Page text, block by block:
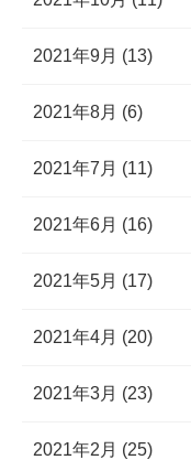
2021年9月 (13)
2021年8月 (6)
2021年7月 (11)
2021年6月 (16)
2021年5月 (17)
2021年4月 (20)
2021年3月 (23)
2021年2月 (25)